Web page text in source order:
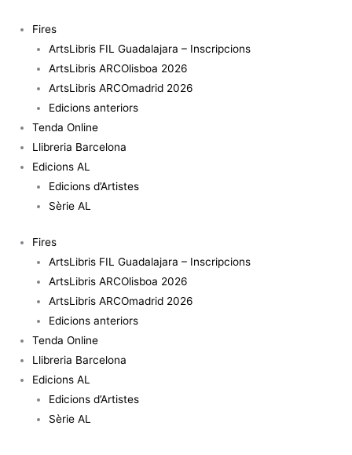
contingut
Fires
ArtsLibris FIL Guadalajara – Inscripcions
ArtsLibris ARCOlisboa 2026
ArtsLibris ARCOmadrid 2026
Edicions anteriors
Tenda Online
Llibreria Barcelona
Edicions AL
Edicions d’Artistes
Sèrie AL
Fires
ArtsLibris FIL Guadalajara – Inscripcions
ArtsLibris ARCOlisboa 2026
ArtsLibris ARCOmadrid 2026
Edicions anteriors
Tenda Online
Llibreria Barcelona
Edicions AL
Edicions d’Artistes
Sèrie AL
Magazine
Original